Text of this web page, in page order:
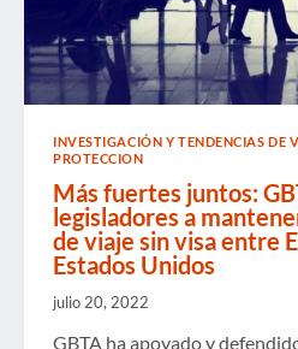
INVESTIGACIÓN Y TENDENCIAS DE
PROTECCION
Más fuertes juntos:
legisladores a
de viaje sin visa entre
Estados Unidos
julio 20, 2022
GBTA ha apoyado y